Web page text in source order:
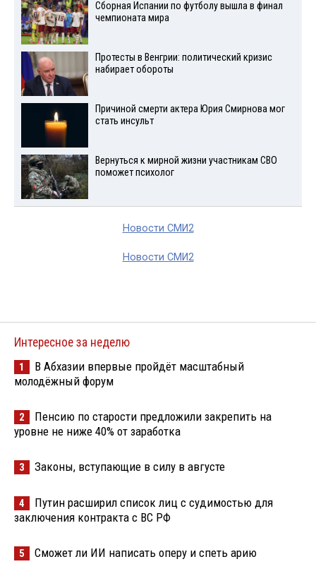
Сборная Испании по футболу вышла в финал
чемпионата мира
Протесты в Венгрии: политический кризис
набирает обороты
Причиной смерти актера Юрия Смирнова мог
стать инсульт
Вернуться к мирной жизни участникам СВО
поможет психолог
Новости СМИ2
Новости СМИ2
Интересное за неделю
1
В Абхазии впервые пройдёт масштабный
молодёжный форум
2
Пенсию по старости предложили закрепить на
уровне не ниже 40% от заработка
3 Законы, вступающие в силу в августе
4
Путин расширил список лиц с судимостью для
заключения контракта с ВС РФ
5 Сможет ли ИИ написать оперу и спеть арию